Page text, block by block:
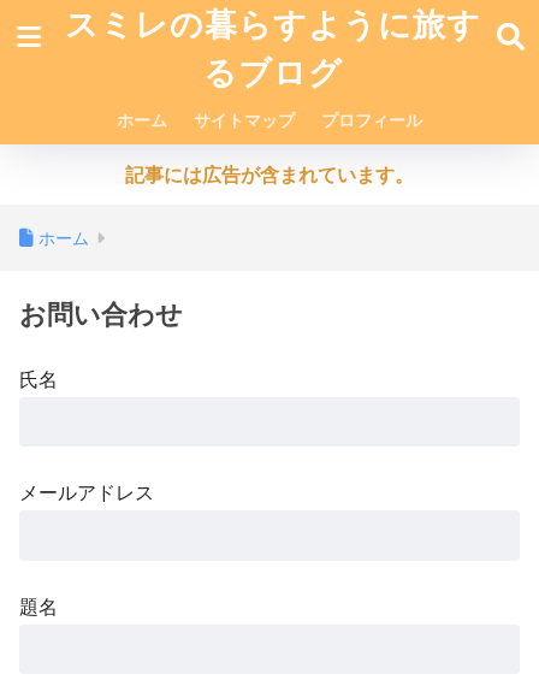
スミレの暮らすように旅す
るブログ
ホーム サイトマップ プロフィール
記事には広告が含まれています。
ホーム
お問い合わせ
氏名
メールアドレス
題名